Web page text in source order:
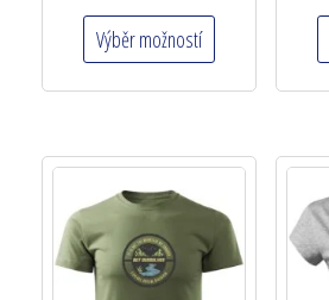
Výběr možností